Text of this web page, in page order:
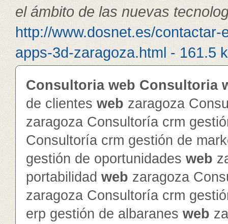
el ámbito de las nuevas
http://www.dosnet.es/
apps-3d-zaragoza.html - 161.5
Consultoria web Consultoria
de clientes web zaragoza
zaragoza Consultoría crm
Consultoría crm gestión de
gestión de oportunidades web
portabilidad web zaragoza
zaragoza Consultoría crm
erp gestión de albaranes web